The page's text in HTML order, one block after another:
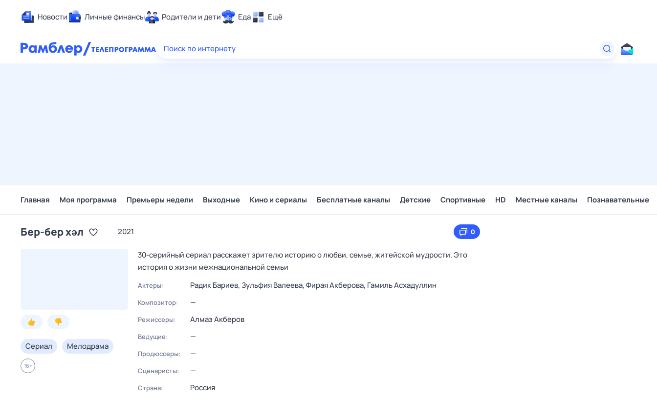
Новости Личные финансы Родители и дети Еда Ещё
Здоровье
Поиск по интернету
Главная Моя программа Премьеры недели Выходные Кино и сериалы Бесплатные каналы Детские Спортивные HD Местные каналы Познавательные
Бер-бер хәл 2021 0
Сериал Мелодрама
16+
30-серийный сериал расскажет зрителю историю о любви, семье, житейской мудрости. Это
история о жизни межнациональной семьи
Актеры: Радик Бариев,Зульфия Валеева,Фирая Акберова, Гамиль Асхадуллин
Композитор: —
Режиссеры: Алмаз Акберов
Ведущие: —
Продюссеры: —
Сценаристы: —
Страна: Россия